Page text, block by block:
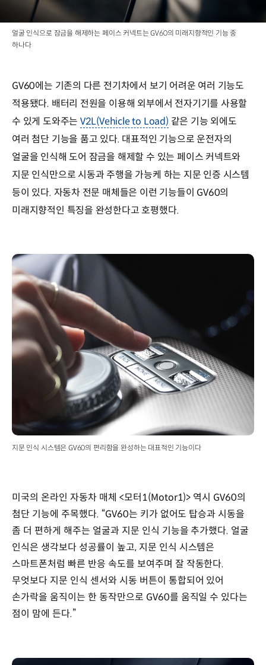
얼굴 인식으로 잠금을 해제하는 페이스 커넥트는 GV60의 미래지향적인 기능 중
하나다
GV60에는 기존의 다른 전기차에서 보기 어려운 여러 기능도
적용됐다. 배터리 전원을 이용해 외부에서 전자기기를 사용할
수 있게 도와주는 V2L(Vehicle to Load) 같은 기능 외에도
여러 첨단 기능을 품고 있다. 대표적인 기능으로 운전자의
얼굴을 인식해 도어 잠금을 해제할 수 있는 페이스 커넥트와
지문 인식만으로 시동과 주행을 가능케 하는 지문 인증 시스템
등이 있다. 자동차 전문 매체들은 이런 기능들이 GV60의
미래지향적인 특징을 완성한다고 호평했다.
지문 인식 시스템은 GV60의 편리함을 완성하는 대표적인 기능이다
미국의 온라인 자동차 매체 <모터1(Motor1)> 역시 GV60의
첨단 기능에 주목했다. “GV60는 키가 없어도 탑승과 시동을
좀 더 편하게 해주는 얼굴과 지문 인식 기능을 추가했다. 얼굴
인식은 생각보다 성공률이 높고, 지문 인식 시스템은
스마트폰처럼 빠른 반응 속도를 보여주며 잘 작동한다.
무엇보다 지문 인식 센서와 시동 버튼이 통합되어 있어
손가락을 움직이는 한 동작만으로 GV60를 움직일 수 있다는
점이 맘에 든다.”